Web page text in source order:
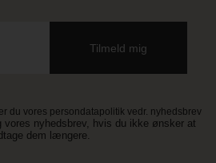
du vores persondatapolitik vedr. nyhedsbrev
vores nyhedsbrev, hvis du ikke ønsker at
dem længere.